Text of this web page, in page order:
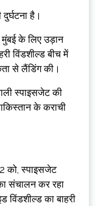
है।
के लिए उड़ान
विंडशील्ड बीच में
से लैंडिंग की।
स्पाइसजेट की
के कराची
को, स्पाइसजेट
संचालन कर रहा
का बाहरी